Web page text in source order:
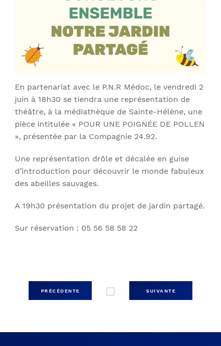
En partenariat avec le P.N.R Médoc, le vendredi 2
juin à 18h30 se tiendra une représentation de
théâtre, à la médiathèque de Sainte-Hélène, une
pièce intitulée « POUR UNE POIGNÉE DE POLLEN
», présentée par la Compagnie 24.92.
Une représentation drôle et décalée en guise
d’introduction pour découvrir le monde fabuleux
des abeilles sauvages.
A 19h30 présentation du projet de jardin partagé.
Sur réservation : 05 56 58 58 22
PRÉCÉDENTE SUIVANTE